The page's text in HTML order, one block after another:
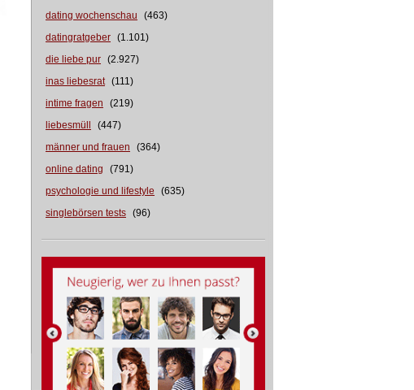
dating wochenschau
(463)
datingratgeber (1.101)
die liebe pur (2.927)
inas liebesrat (111)
intime fragen
(219)
liebesmüll
(447)
männer und frauen
(364)
online dating
(791)
psychologie und lifestyle
(635)
singlebörsen tests (96)